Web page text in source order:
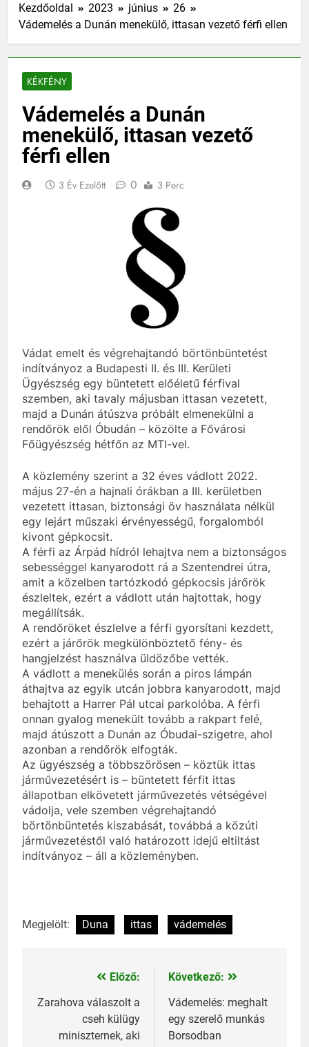
Kezdőoldal 2023 június
26
Vádemelés a Dunán menekülő, ittasan vezető férfi ellen
KÉKFÉNY
Vádemelés a Dunán
menekülő, ittasan vezető
férfi ellen
3 Év Ezelőtt 0 3 Perc
Vádat emelt és végrehajtandó börtönbüntetést
indítványoz a Budapesti II. és III. Kerületi
Ügyészség egy büntetett előéletű férfival
szemben, aki tavaly májusban ittasan vezetett,
majd a Dunán átúszva próbált elmenekülni a
rendőrök elől Óbudán – közölte a Fővárosi
Főügyészség hétfőn az MTI-vel.
A közlemény szerint a 32 éves vádlott 2022.
május 27-én a hajnali órákban a III. kerületben
vezetett ittasan, biztonsági öv használata nélkül
egy lejárt műszaki érvényességű, forgalomból
kivont gépkocsit.
A férfi az Árpád hídról lehajtva nem a biztonságos
sebességgel kanyarodott rá a Szentendrei útra,
amit a közelben tartózkodó gépkocsis járőrök
észleltek, ezért a vádlott után hajtottak, hogy
megállítsák.
A rendőröket észlelve a férfi gyorsítani kezdett,
ezért a járőrök megkülönböztető fény- és
hangjelzést használva üldözőbe vették.
A vádlott a menekülés során a piros lámpán
áthajtva az egyik utcán jobbra kanyarodott, majd
behajtott a Harrer Pál utcai parkolóba. A férfi
onnan gyalog menekült tovább a rakpart felé,
majd átúszott a Dunán az Óbudai-szigetre, ahol
azonban a rendőrök elfogták.
Az ügyészség a többszörösen – köztük ittas
járművezetésért is – büntetett férfit ittas
állapotban elkövetett járművezetés vétségével
vádolja, vele szemben végrehajtandó
börtönbüntetés kiszabását, továbbá a közúti
járművezetéstől való határozott idejű eltiltást
indítványoz – áll a közleményben.
Megjelölt: Duna ittas vádemelés
Bejegyzés
navigáció
Előző:
Zarahova válaszolt a
cseh külügy
miniszternek, aki
Következő:
Vádemelés: meghalt
egy szerelő munkás
Borsodban